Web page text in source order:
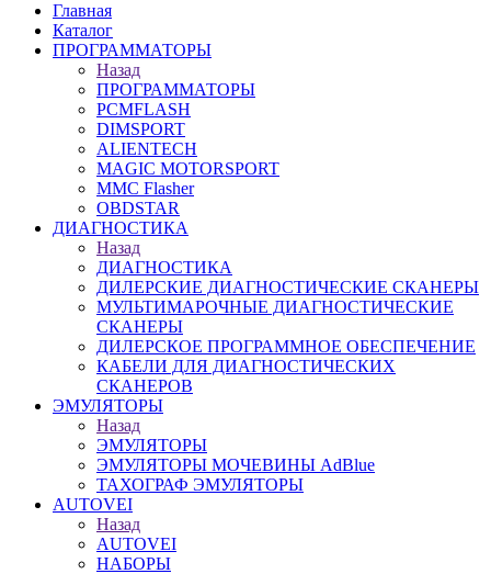
Главная
Каталог
ПРОГРАММАТОРЫ
Назад
ПРОГРАММАТОРЫ
PCMFLASH
DIMSPORT
ALIENTECH
MAGIC MOTORSPORT
MMC Flasher
OBDSTAR
ДИАГНОСТИКА
Назад
ДИАГНОСТИКА
ДИЛЕРСКИЕ ДИАГНОСТИЧЕСКИЕ СКАНЕРЫ
МУЛЬТИМАРОЧНЫЕ ДИАГНОСТИЧЕСКИЕ
СКАНЕРЫ
ДИЛЕРСКОЕ ПРОГРАММНОЕ ОБЕСПЕЧЕНИЕ
КАБЕЛИ ДЛЯ ДИАГНОСТИЧЕСКИХ
СКАНЕРОВ
ЭМУЛЯТОРЫ
Назад
ЭМУЛЯТОРЫ
ЭМУЛЯТОРЫ МОЧЕВИНЫ АdBlue
ТАХОГРАФ ЭМУЛЯТОРЫ
AUTOVEI
Назад
AUTOVEI
НАБОРЫ